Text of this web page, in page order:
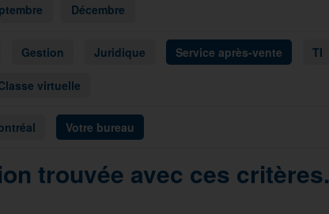
Décembre
Gestion Juridique Service après-vente TI
virtuelle
Votre bureau
trouvée avec ces critères.